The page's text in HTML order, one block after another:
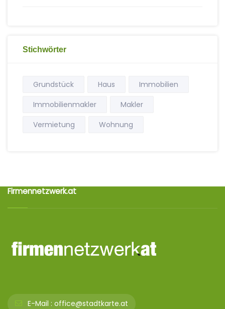
Stichwörter
Grundstück Haus
Immobilien
Immobilienmakler
Makler
Vermietung
Wohnung
Firmennetzwerk.at
E-Mail : office@stadtkarte.at